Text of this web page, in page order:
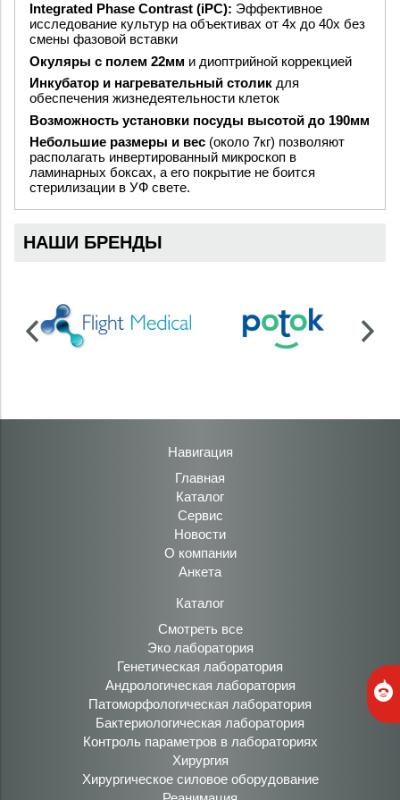
Integrated Phase Contrast (iPС): Эффективное
исследование культур на объективах от 4х до 40х без
смены фазовой вставки
Окуляры с полем 22мм и диоптрийной коррекцией
Инкубатор и нагревательный столик для
обеспечения жизнедеятельности клеток
Возможность установки посуды высотой до 190мм
Небольшие размеры и вес (около 7кг) позволяют
располагать инвертированный микроскоп в
ламинарных боксах, а его покрытие не боится
стерилизации в УФ свете.
НАШИ БРЕНДЫ
Навигация
Главная
Каталог
Сервис
Новости
О компании
Анкета
Каталог
Смотреть все
Эко лаборатория
Генетическая лаборатория
Андрологическая лаборатория
Патоморфологическая лаборатория
Бактериологическая лаборатория
Контроль параметров в лабораториях
Хирургия
Хирургическое силовое оборудование